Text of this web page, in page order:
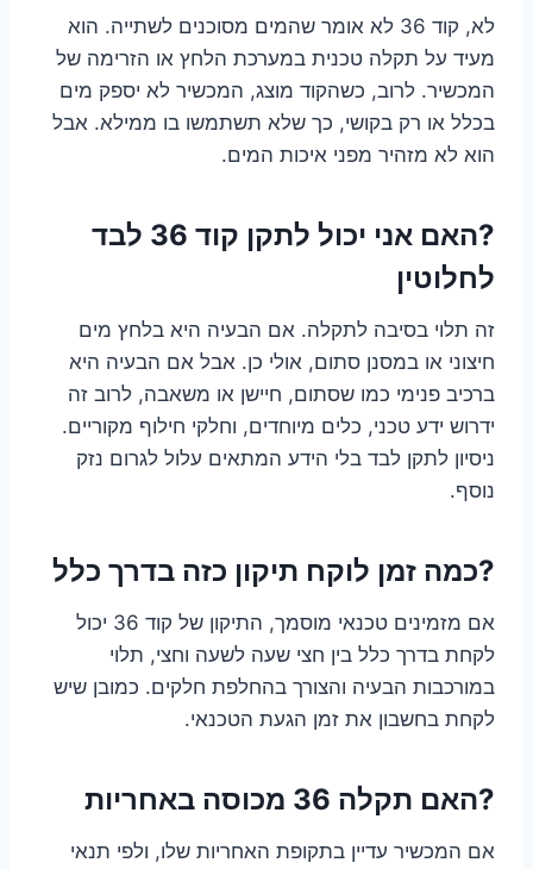
לא, קוד 36 לא אומר שהמים מסוכנים לשתייה. הוא
מעיד על תקלה טכנית במערכת הלחץ או הזרימה של
המכשיר. לרוב, כשהקוד מוצג, המכשיר לא יספק מים
בכלל או רק בקושי, כך שלא תשתמשו בו ממילא. אבל
הוא לא מזהיר מפני איכות המים.
?האם אני יכול לתקן קוד 36 לבד
לחלוטין
זה תלוי בסיבה לתקלה. אם הבעיה היא בלחץ מים
חיצוני או במסנן סתום, אולי כן. אבל אם הבעיה היא
ברכיב פנימי כמו שסתום, חיישן או משאבה, לרוב זה
ידרוש ידע טכני, כלים מיוחדים, וחלקי חילוף מקוריים.
ניסיון לתקן לבד בלי הידע המתאים עלול לגרום נזק
נוסף.
?כמה זמן לוקח תיקון כזה בדרך כלל
אם מזמינים טכנאי מוסמך, התיקון של קוד 36 יכול
לקחת בדרך כלל בין חצי שעה לשעה וחצי, תלוי
במורכבות הבעיה והצורך בהחלפת חלקים. כמובן שיש
לקחת בחשבון את זמן הגעת הטכנאי.
?האם תקלה 36 מכוסה באחריות
אם המכשיר עדיין בתקופת האחריות שלו, ולפי תנאי